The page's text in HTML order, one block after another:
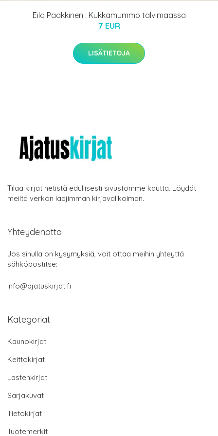
Eila Paakkinen : Kukkamummo talvimaassa
7 EUR
LISÄTIETOJA
Tilaa kirjat netistä edullisesti sivustomme kautta. Löydät
meiltä verkon laajimman kirjavalikoiman.
Yhteydenotto
Jos sinulla on kysymyksiä, voit ottaa meihin yhteyttä
sähköpostitse:
info@ajatuskirjat.fi
Kategoriat
Kaunokirjat
Keittokirjat
Lastenkirjat
Sarjakuvat
Tietokirjat
Tuotemerkit